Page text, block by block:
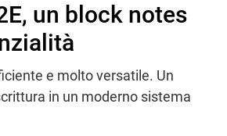
un block notes
e molto versatile. Un
in un moderno sistema